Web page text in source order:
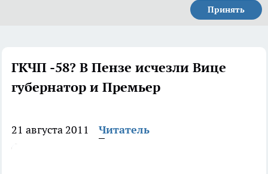
Принять
ГКЧП -58? В Пензе исчезли Вице
губернатор и Премьер
21 августа 2011 Читатель